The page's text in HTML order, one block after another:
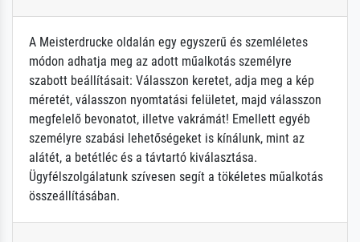
A Meisterdrucke oldalán egy egyszerű és szemléletes
módon adhatja meg az adott műalkotás személyre
szabott beállításait: Válasszon keretet, adja meg a kép
méretét, válasszon nyomtatási felületet, majd válasszon
megfelelő bevonatot, illetve vakrámát! Emellett egyéb
személyre szabási lehetőségeket is kínálunk, mint az
alátét, a betétléc és a távtartó kiválasztása.
Ügyfélszolgálatunk szívesen segít a tökéletes műalkotás
összeállításában.